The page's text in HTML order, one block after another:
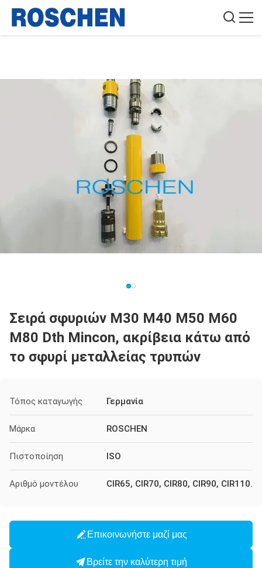
Σειρά σφυριών M30 M40 M50 M60
M80 Dth Mincon, ακρίβεια κάτω από
το σφυρί μεταλλείας τρυπών
Τόπος καταγωγής Γερμανία
Μάρκα ROSCHEN
Πιστοποίηση ISO
Αριθμό μοντέλου CIR65, CIR70, CIR80, CIR90, CIR110.
Επικοινωνήστε μαζί μας
Βρείτε την καλύτερη τιμή